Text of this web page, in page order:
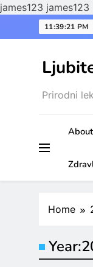
james123 james123
to
11:39:21 PM
Prirodni
Home
Year: